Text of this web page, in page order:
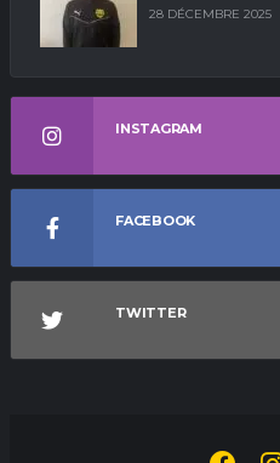
28 DÉCEMBRE 2025
INSTAGRAM
FACEBOOK
TWITTER